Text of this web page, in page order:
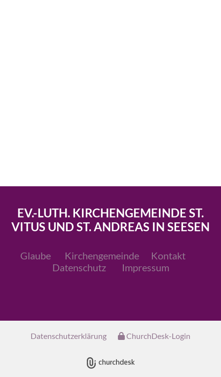
EV.-LUTH. KIRCHENGEMEINDE ST.
VITUS UND ST. ANDREAS IN SEESEN
Glaube Kirchengemeinde
Kontakt
Datenschutz
Impressum
Datenschutzerklärung ChurchDesk-Login